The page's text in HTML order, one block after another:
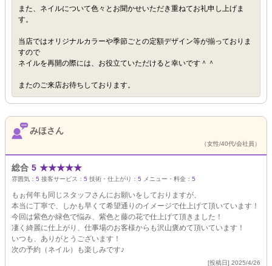
また、ネイルについて色々とお聞かせいただき重ねてお礼申し上げま
す。
当店ではオリジナルカラーや季節ごとの定額デザイン等が揃っておりま
すので
ネイルを再開の際には、お役立ていただけると幸いです＾＾
またのご来店お待ちしております。
みほさん
（女性/40代/会社員）
総合 5 ★★★★★
雰囲気： 5 接客サービス： 5 技術・仕上がり： 5 メニュー・料金： 5
もぉ何年も同じスタッフさんにお願いをしておりますが、
本当に丁寧で、しかも早くて希望通りのイメージで仕上げて頂いています！
今回は紫色か緑色で悩み、紫色と藤の花で仕上げて頂きました！
凄く綺麗に仕上がり、仕事場のお客様からも沢山褒めて頂いています！
いつも、ありがとうございます！
次の予約（ネイル）も楽しみです♪
[投稿日] 2025/4/26